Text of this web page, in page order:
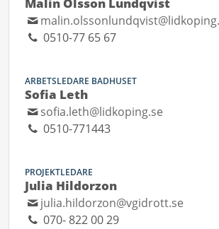
0510-77 65 67
ARBETSLEDARE BADHUSET
Sofia Leth
sofia.leth@lidkoping.se
0510-771443
PROJEKTLEDARE
Julia Hildorzon
julia.hildorzon@vgidrott.se
070- 822 00 29